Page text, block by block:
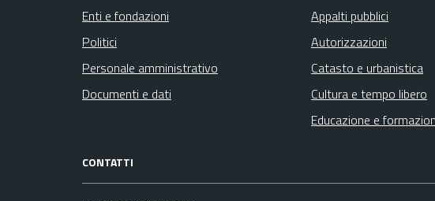
Enti e fondazioni
Politici
Personale amministrativo
Documenti e dati
Appalti pubblici
Autorizzazioni
Catasto e urbanistica
Cultura e tempo libero
Educazione e
CONTATTI